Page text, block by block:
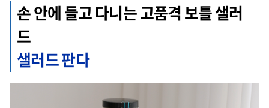
손 안에 들고 다니는 고품격 보틀 샐러
드
샐러드 판다